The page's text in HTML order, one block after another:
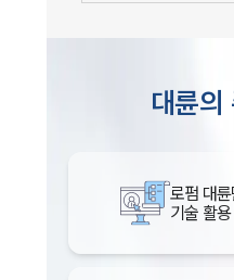
대륜의
로펌 대륜
기술 활